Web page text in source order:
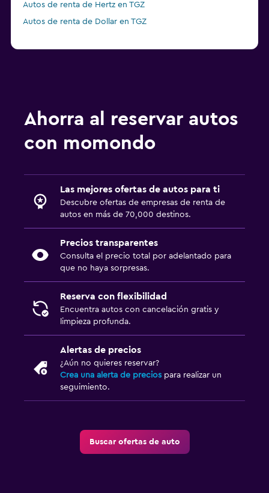
Autos de renta de Hertz en TGZ
Autos de renta de Dollar en TGZ
Ahorra al reservar autos
con momondo
Las mejores ofertas de autos para ti
Descubre ofertas de empresas de renta de
autos en más de 70,000 destinos.
Precios transparentes
Consulta el precio total por adelantado para
que no haya sorpresas.
Reserva con flexibilidad
Encuentra autos con cancelación gratis y
limpieza profunda.
Alertas de precios
¿Aún no quieres reservar?
Crea una alerta de precios para realizar un
seguimiento.
Buscar ofertas de auto